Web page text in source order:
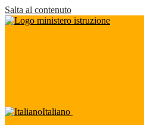
Salta al contenuto
Italiano